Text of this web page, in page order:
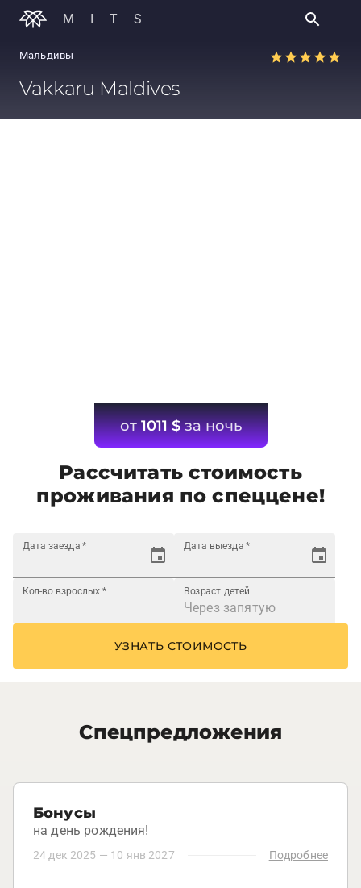
MITS
Мальдивы
Vakkaru Maldives
от1011 $за ночь
Рассчитать стоимость
проживания по спеццене!
Дата заезда * Дата выезда *
Кол-во взрослых * Возраст детей
УЗНАТЬ СТОИМОСТЬ
Спецпредложения
Бонусы
на день рождения!
24 дек 2025 — 10 янв 2027 Подробнее